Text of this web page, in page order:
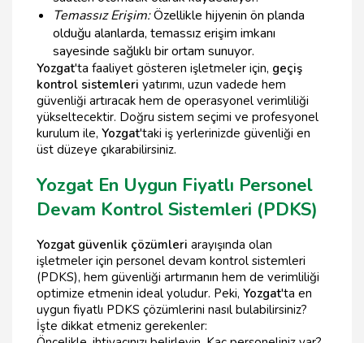
Temassız Erişim:Özellikle hijyenin ön planda
olduğu alanlarda, temassız erişim imkanı
sayesinde sağlıklı bir ortam sunuyor.
Yozgat'ta faaliyet gösteren işletmeler için, geçiş
kontrol sistemleri yatırımı, uzun vadede hem
güvenliği artıracak hem de operasyonel verimliliği
yükseltecektir. Doğru sistem seçimi ve profesyonel
kurulum ile, Yozgat'taki iş yerlerinizde güvenliği en
üst düzeye çıkarabilirsiniz.
Yozgat En Uygun Fiyatlı Personel
Devam Kontrol Sistemleri (PDKS)
Yozgat güvenlik çözümleri arayışında olan
işletmeler için personel devam kontrol sistemleri
(PDKS), hem güvenliği artırmanın hem de verimliliği
optimize etmenin ideal yoludur. Peki, Yozgat'ta en
uygun fiyatlı PDKS çözümlerini nasıl bulabilirsiniz?
İşte dikkat etmeniz gerekenler: